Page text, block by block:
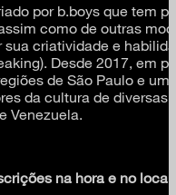
por b.boys que tem
como de outras
criatividade e
Desde 2017, em
de São Paulo e
da cultura de
Venezuela.
na hora e no local.